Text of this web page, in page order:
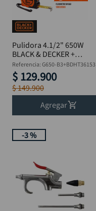
Pulidora 4.1/2" 650W
BLACK & DECKER +
Flexómetro 5M
Referencia: G650-B3+BDHT36153
$ 129.900
$149.900
Agregar
-3 %